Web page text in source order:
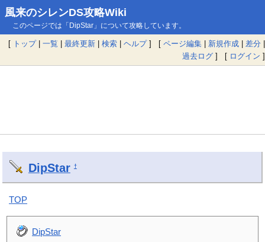
風来のシレンDS攻略Wiki
このページでは「DipStar」について攻略しています。
[ トップ| 一覧 | 最終更新 | 検索 | ヘルプ] [ ページ編集 | 新規作成 | 差分 |
過去ログ ] [ ログイン ]
DipStar †
TOP
DipStar